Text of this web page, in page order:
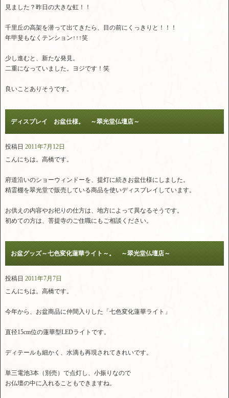
見ました？昨日の大きな虹！！
千里丘の高架を潜って出てきたら、目の前にくっきりと！！！
年甲斐もなくテンション↑↑↑笑
少し進むと、新たな発見。
二重になっていました。ヨジです！笑
良いことありそうです。
ディスプレイ お盆仕様。 ～翠光堂仏壇店～
投稿日 2011年7月12日
こんにちは。高橋です。
府道沿いのショーウィンドーを、提灯に続きお盆仕様にしました。
精霊棚を翠光堂で販売している商品を使いディスプレイしています。
お供えの内容やお祀りの仕方は、地方によって異なるそうです。
初めての方は、菩提寺のご住職にもご相談ください。
お盆グッズ～七色変化蓮華ライト～。 ～翠光堂仏壇店～
投稿日 2011年7月7日
こんにちは。高橋です。
今年から、お盆商品に仲間入りした「七色変化蓮華ライト」
直径15cm位の蓮華型LEDライトです。
ディテールも細かく、水滴も再現されてきれいです。
単三電池3本（別売）で点灯し、小振りなので
お仏壇の中に入れることもできますね。